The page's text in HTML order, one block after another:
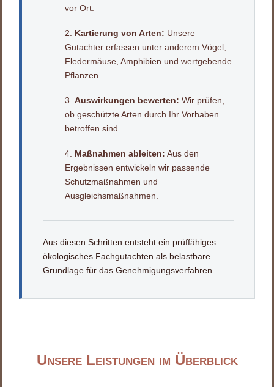
vor Ort.
Kartierung von Arten: Unsere
Gutachter erfassen unter anderem Vögel,
Fledermäuse, Amphibien und wertgebende
Pflanzen.
Auswirkungen bewerten: Wir prüfen,
ob geschützte Arten durch Ihr Vorhaben
betroffen sind.
Maßnahmen ableiten: Aus den
Ergebnissen entwickeln wir passende
Schutzmaßnahmen und
Ausgleichsmaßnahmen.
Aus diesen Schritten entsteht ein prüffähiges
ökologisches Fachgutachten als belastbare
Grundlage für das Genehmigungsverfahren.
Unsere Leistungen im Überblick